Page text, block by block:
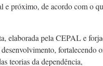
e próximo, de acordo com o
elaborada pela CEPAL e
fortalecendo
teorias da dependência,